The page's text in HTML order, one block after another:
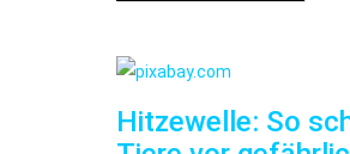
Hitzewelle: So